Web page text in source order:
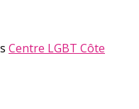
Centre LGBT Côte